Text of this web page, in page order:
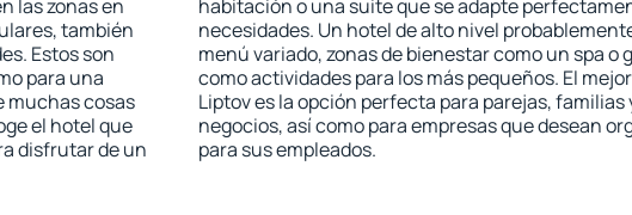
las zonas en
también
Estos son
para una
muchas cosas
el hotel que
disfrutar de un
habitación o una suite que se adapte
necesidades. Un hotel de alto nivel
menú variado, zonas de bienestar como un spa o
como actividades para los más pequeños. El
Liptov es la opción perfecta para parejas, familias
negocios, así como para empresas que desean
para sus empleados.